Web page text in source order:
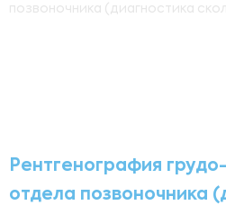
позвоночника (диагностика
Рентгенография
отдела позвоночника